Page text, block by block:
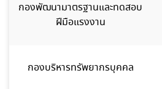
กองพัฒนามาตรฐานและทดสอบ
ฝีมือแรงงาน
กองบริหารทรัพยากรบุคคล